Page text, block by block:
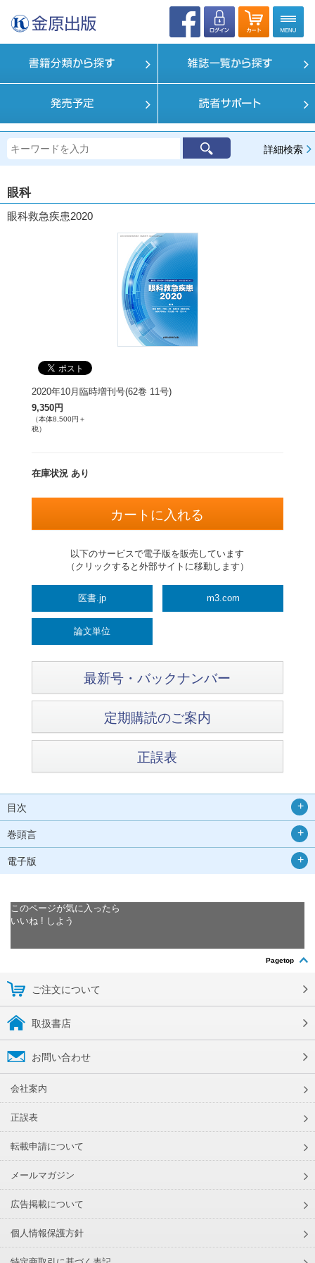
詳細検索
眼科
眼科救急疾患2020
2020年10月臨時増刊号(62巻 11号)
9,350円
（本体8,500円＋
税）
在庫状況 あり
以下のサービスで電子版を販売しています
（クリックすると外部サイトに移動します）
医書.jp m3.com
論文単位
最新号・バックナンバー
定期購読のご案内
正誤表
目次
巻頭言
電子版
このページが気に入ったら
いいね ! しよう
Pagetop
ご注文について
取扱書店
お問い合わせ
会社案内
正誤表
転載申請について
メールマガジン
広告掲載について
個人情報保護方針